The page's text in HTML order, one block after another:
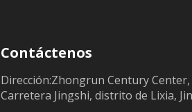
Contáctenos
Dirección:Zhongrun Century Center,
Carretera Jingshi, distrito de Lixia,